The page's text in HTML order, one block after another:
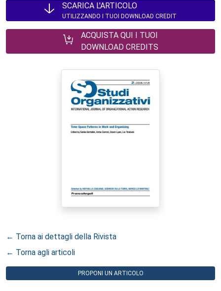
SCARICA L'ARTICOLO
UTILIZZANDO I TUOI DOWNLOAD CREDIT
ACQUISTA QUI I TUOI
DOWNLOAD CREDITS
← Torna ai dettagli della Rivista
← Torna agli articoli
PROPONI UN ARTICOLO